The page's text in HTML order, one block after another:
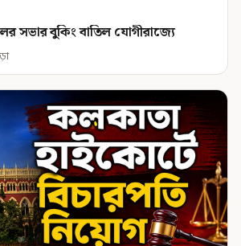
সভার বুকিং বাতিল যোগীরাজ্যে